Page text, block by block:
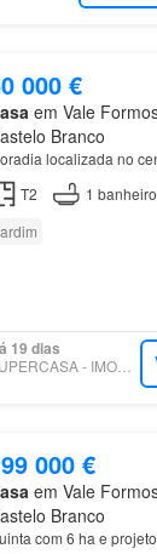
000 €
em Vale
Branco
localizada no
T2
1 banheiro
19 dias
SUPERCASA - IMOBRETANHA
000 €
em Vale
Branco
com 6 ha e